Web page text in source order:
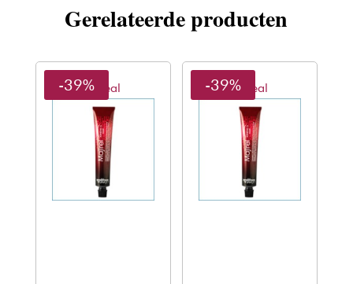
Gerelateerde producten
L'oreal
-39% L'oreal
-39%